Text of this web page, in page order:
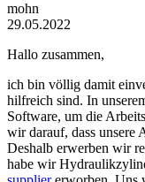
mohn
29.05.2022
Hallo zusammen,
ich bin völlig damit
hilfreich sind. In
Software, um die
wir darauf, dass unsere
Deshalb erwerben wir
habe wir